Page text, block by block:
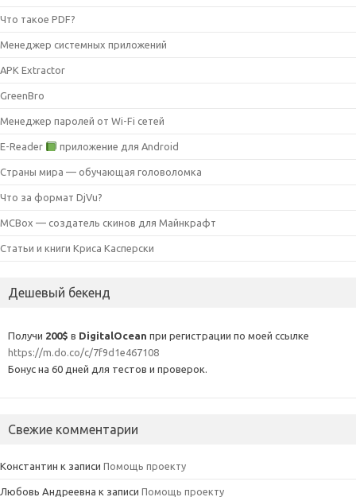
Что такое PDF?
Менеджер системных приложений
APK Extractor
GreenBro
Менеджер паролей от Wi-Fi сетей
E-Reader приложение для Android
Страны мира — обучающая головоломка
Что за формат DjVu?
MCBox — создатель скинов для Майнкрафт
Статьи и книги Криса Касперски
Дешевый бекенд
Получи 200$ в DigitalOcean при регистрации по моей ссылке
https://m.do.co/c/7f9d1e467108
Бонус на 60 дней для тестов и проверок.
Свежие комментарии
Константин к записи Помощь проекту
Любовь Андреевна к записи Помощь проекту